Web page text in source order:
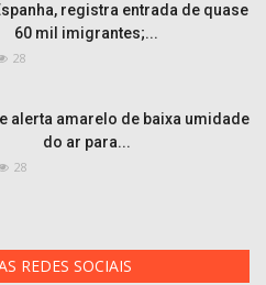
registra entrada de quase
60 mil imigrantes;...
28
alerta amarelo de baixa umidade
do ar para...
28
REDES SOCIAIS